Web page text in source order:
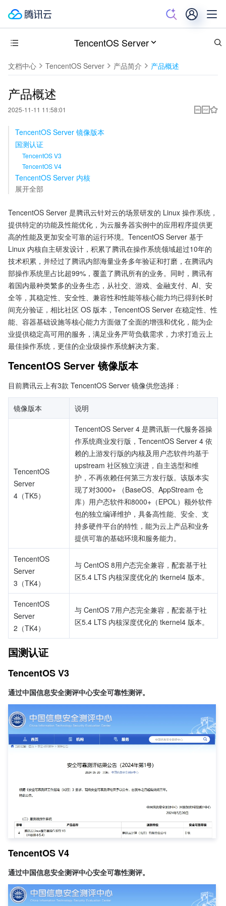
TencentOS Server
文档中心 TencentOS Server 产品简介 产品概述
产品概述
2025-11-11 11:58:01
TencentOS Server 镜像版本
国测认证
TencentOS V3
TencentOS V4
TencentOS Server 内核
展开全部
TencentOS Server 是腾讯云针对云的场景研发的 Linux 操作系统，
提供特定的功能及性能优化，为云服务器实例中的应用程序提供更
高的性能及更加安全可靠的运行环境。TencentOS Server 基于
Linux 内核自主研发设计，积累了腾讯在操作系统领域超过10年的
技术积累，并经过了腾讯内部海量业务多年验证和打磨，在腾讯内
部操作系统里占比超99%，覆盖了腾讯所有的业务。同时，腾讯有
着国内最种类繁多的业务生态，从社交、游戏、金融支付、AI、安
全等，其稳定性、安全性、兼容性和性能等核心能力均已得到长时
间充分验证，相比社区 OS 版本，TencentOS Server 在稳定性、性
能、容器基础设施等核心能力方面做了全面的增强和优化，能为企
业提供稳定高可用的服务，满足业务严苛负载需求，力求打造云上
最佳操作系统，更佳的企业级操作系统解决方案。
TencentOS Server 镜像版本
目前腾讯云上有3款 TencentOS Server 镜像供您选择：
镜像版本 说明
TencentOS
Server
4（TK5）
TencentOS Server 4 是腾讯新一代服务器操
作系统商业发行版，TencentOS Server 4 依
赖的上游发行版的内核及用户态软件均基于
upstream 社区独立演进，自主选型和维
护，不再依赖任何第三方发行版。该版本实
现了对3000+ （BaseOS、AppStream 仓
库）用户态软件和8000+（EPOL）额外软件
包的独立编译维护，具备高性能、安全、支
持多硬件平台的特性，能为云上产品和业务
提供可靠的基础环境和服务能力。
TencentOS
Server
3（TK4）
与 CentOS 8用户态完全兼容，配套基于社
区5.4 LTS 内核深度优化的 tkernel4 版本。
TencentOS
Server
2（TK4）
与 CentOS 7用户态完全兼容，配套基于社
区5.4 LTS 内核深度优化的 tkernel4 版本。
国测认证
TencentOS V3
通过中国信息安全测评中心安全可靠性测评。
TencentOS V4
通过中国信息安全测评中心安全可靠性测评。